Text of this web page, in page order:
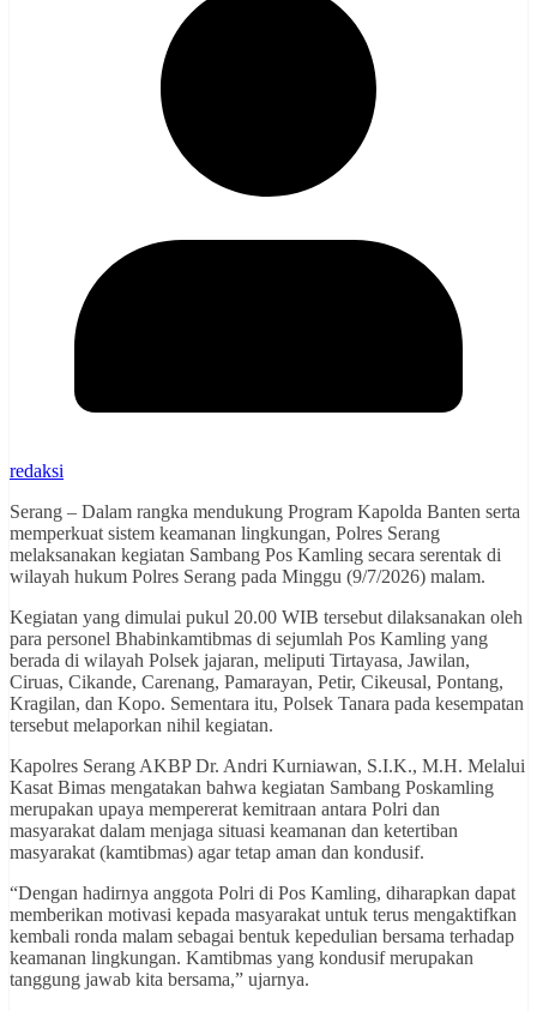
redaksi
Serang – Dalam rangka mendukung Program Kapolda Banten serta
memperkuat sistem keamanan lingkungan, Polres Serang
melaksanakan kegiatan Sambang Pos Kamling secara serentak di
wilayah hukum Polres Serang pada Minggu (9/7/2026) malam.
Kegiatan yang dimulai pukul 20.00 WIB tersebut dilaksanakan oleh
para personel Bhabinkamtibmas di sejumlah Pos Kamling yang
berada di wilayah Polsek jajaran, meliputi Tirtayasa, Jawilan,
Ciruas, Cikande, Carenang, Pamarayan, Petir, Cikeusal, Pontang,
Kragilan, dan Kopo. Sementara itu, Polsek Tanara pada kesempatan
tersebut melaporkan nihil kegiatan.
Kapolres Serang AKBP Dr. Andri Kurniawan, S.I.K., M.H. Melalui
Kasat Bimas mengatakan bahwa kegiatan Sambang Poskamling
merupakan upaya mempererat kemitraan antara Polri dan
masyarakat dalam menjaga situasi keamanan dan ketertiban
masyarakat (kamtibmas) agar tetap aman dan kondusif.
“Dengan hadirnya anggota Polri di Pos Kamling, diharapkan dapat
memberikan motivasi kepada masyarakat untuk terus mengaktifkan
kembali ronda malam sebagai bentuk kepedulian bersama terhadap
keamanan lingkungan. Kamtibmas yang kondusif merupakan
tanggung jawab kita bersama,” ujarnya.